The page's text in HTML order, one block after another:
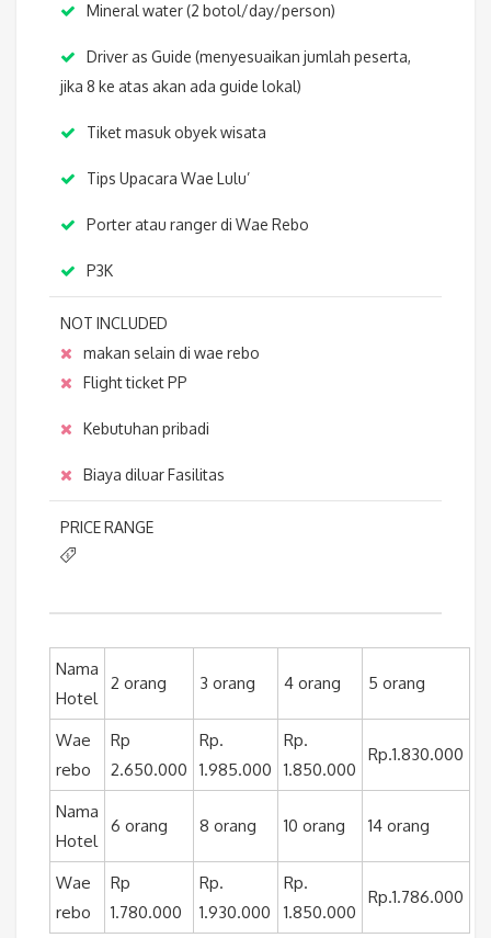
Mineral water (2 botol/day/person)
Driver as Guide (menyesuaikan jumlah peserta,
jika 8 ke atas akan ada guide lokal)
Tiket masuk obyek wisata
Tips Upacara Wae Lulu’
Porter atau ranger di Wae Rebo
P3K
NOT INCLUDED
makan selain di wae rebo
Flight ticket PP
Kebutuhan pribadi
Biaya diluar Fasilitas
PRICE RANGE
Nama
Hotel
2 orang 3 orang 4 orang 5 orang
Wae
rebo
Rp
2.650.000
Rp.
1.985.000
Rp.
1.850.000
Rp.1.830.000
Nama
Hotel
6 orang 8 orang 10 orang 14 orang
Wae
rebo
Rp
1.780.000
Rp.
1.930.000
Rp.
1.850.000
Rp.1.786.000